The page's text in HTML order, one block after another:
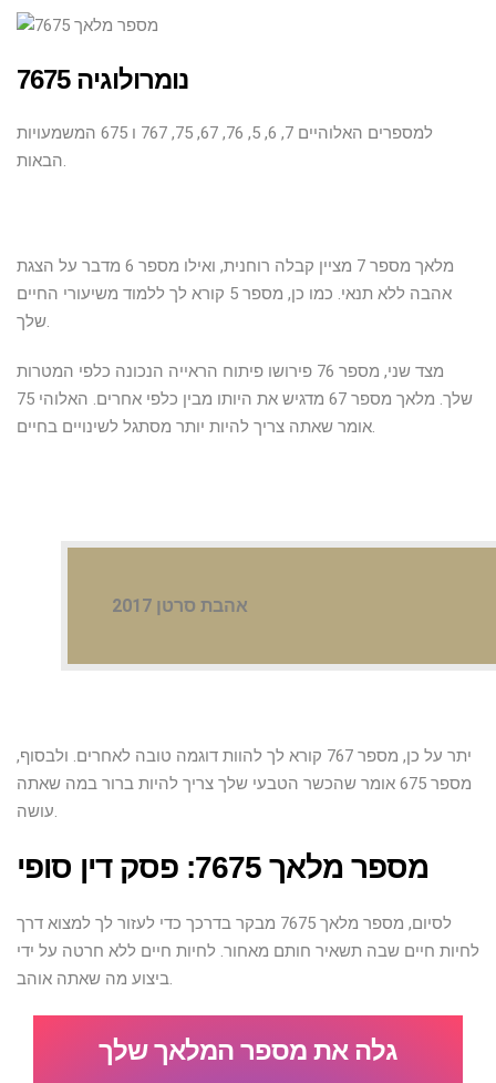
7675 נומרולוגיה
למספרים האלוהיים 7, 6, 5, 76, 67, 75, 767 ו 675 המשמעויות
הבאות.
מלאך מספר 7 מציין קבלה רוחנית, ואילו מספר 6 מדבר על הצגת
אהבה ללא תנאי. כמו כן, מספר 5 קורא לך ללמוד משיעורי החיים
שלך.
מצד שני, מספר 76 פירושו פיתוח הראייה הנכונה כלפי המטרות
שלך. מלאך מספר 67 מדגיש את היותו מבין כלפי אחרים. האלוהי 75
אומר שאתה צריך להיות יותר מסתגל לשינויים בחיים.
אהבת סרטן 2017
יתר על כן, מספר 767 קורא לך להוות דוגמה טובה לאחרים. ולבסוף,
מספר 675 אומר שהכשר הטבעי שלך צריך להיות ברור במה שאתה
עושה.
מספר מלאך 7675: פסק דין סופי
לסיום, מספר מלאך 7675 מבקר בדרכך כדי לעזור לך למצוא דרך
לחיות חיים שבה תשאיר חותם מאחור. לחיות חיים ללא חרטה על ידי
ביצוע מה שאתה אוהב.
גלה את מספר המלאך שלך